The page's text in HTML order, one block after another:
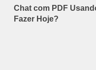
Chat com PDF
Fazer Hoje?